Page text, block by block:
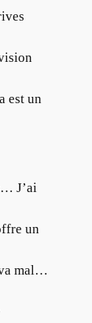
est un
J’ai
un
mal…